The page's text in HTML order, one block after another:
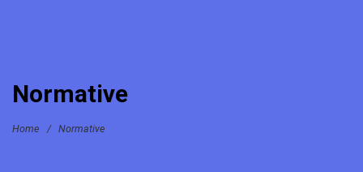
Normative
Home / Normative